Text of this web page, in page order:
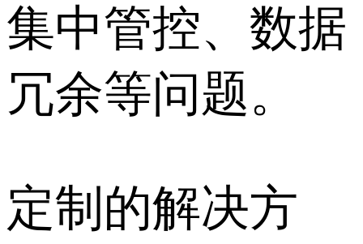
集中管控、数据
冗余等问题。
定制的解决方